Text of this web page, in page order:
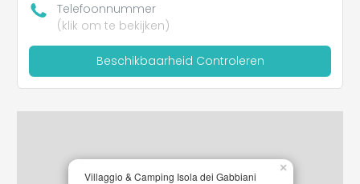
Telefoonnummer
(klik om te bekijken)
Beschikbaarheid Controleren
Villaggio & Camping Isola dei Gabbiani
×